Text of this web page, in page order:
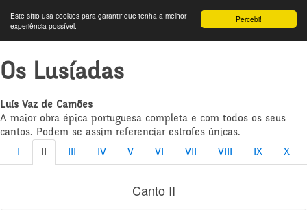
Percebi!
Este sítio usa cookies para garantir que tenha a melhor
experiência possível.
Os Lusíadas
Luís Vaz de Camões
A maior obra épica portuguesa completa e com todos os seus
cantos. Podem-se assim referenciar estrofes únicas.
IV V VI VII VIII IX X
Canto II